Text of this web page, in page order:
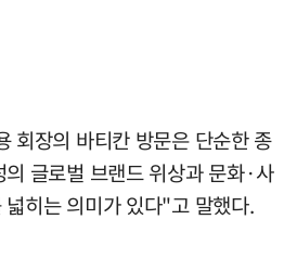
회장의 바티칸 방문은 단순한 종
글로벌 브랜드 위상과 문화·사
히는 의미가 있다"고 말했다.